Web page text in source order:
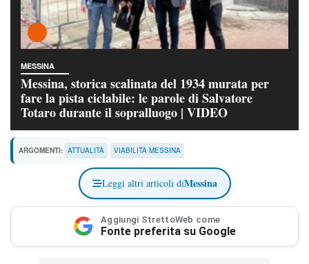
MESSINA
Messina, storica scalinata del 1934 murata per
fare la pista ciclabile: le parole di Salvatore
Totaro durante il sopralluogo | VIDEO
ARGOMENTI: ATTUALITÀ VIABILITÀ MESSINA
Leggi altri articoli diMessina
Aggiungi StrettoWeb come
Fonte preferita su Google